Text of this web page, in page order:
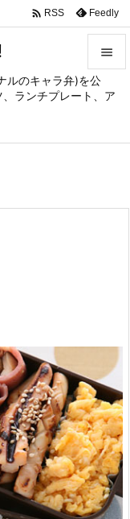
ルのキャラ弁)を公
ランチプレート、ア


メニュ
サイド

 RSS Feedly